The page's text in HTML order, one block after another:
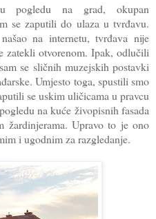
pogledu na grad, okupan
se zaputili do ulaza u tvrđavu.
na internetu, tvrđava nije
zatekli otvorenom. Ipak, odlučili
se sličnih muzejskih postavki
Umjesto toga, spustili smo
se uskim uličicama u pravcu
na kuće živopisnih fasada
žardinjerama. Upravo to je ono
i ugodnim za razgledanje.